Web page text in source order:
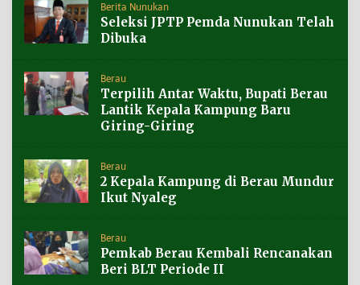
Berita Nunukan
Seleksi JPTP Pemda Nunukan Telah
Dibuka
Berau
Terpilih Antar Waktu, Bupati Berau
Lantik Kepala Kampung Baru
Giring-Giring
Berau
2 Kepala Kampung di Berau Mundur
Ikut Nyaleg
Berau
Pemkab Berau Kembali Rencanakan
Beri BLT Periode II